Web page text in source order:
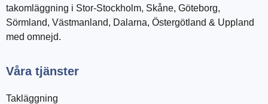
takomläggning i Stor-Stockholm, Skåne, Göteborg,
Sörmland, Västmanland, Dalarna, Östergötland & Uppland
med omnejd.
Våra tjänster
Takläggning